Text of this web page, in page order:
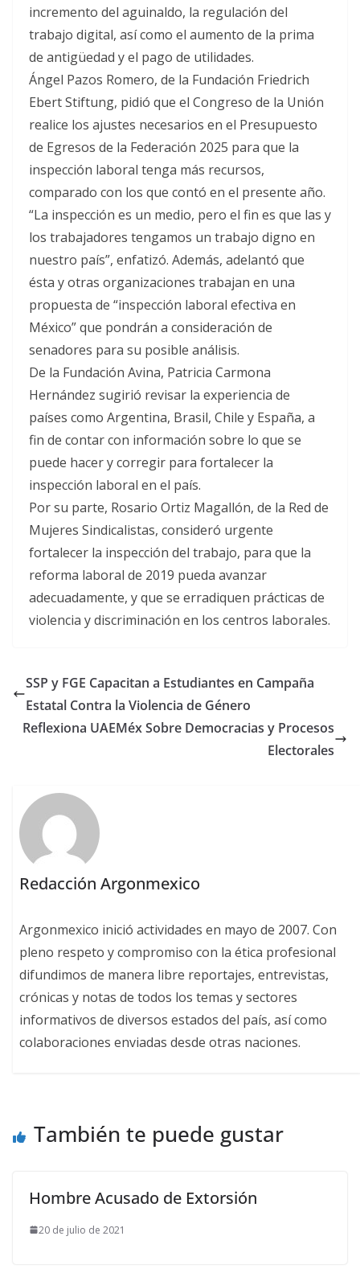
incremento del aguinaldo, la regulación del
trabajo digital, así como el aumento de la prima
de antigüedad y el pago de utilidades.
Ángel Pazos Romero, de la Fundación Friedrich
Ebert Stiftung, pidió que el Congreso de la Unión
realice los ajustes necesarios en el Presupuesto
de Egresos de la Federación 2025 para que la
inspección laboral tenga más recursos,
comparado con los que contó en el presente año.
“La inspección es un medio, pero el fin es que las y
los trabajadores tengamos un trabajo digno en
nuestro país”, enfatizó. Además, adelantó que
ésta y otras organizaciones trabajan en una
propuesta de “inspección laboral efectiva en
México” que pondrán a consideración de
senadores para su posible análisis.
De la Fundación Avina, Patricia Carmona
Hernández sugirió revisar la experiencia de
países como Argentina, Brasil, Chile y España, a
fin de contar con información sobre lo que se
puede hacer y corregir para fortalecer la
inspección laboral en el país.
Por su parte, Rosario Ortiz Magallón, de la Red de
Mujeres Sindicalistas, consideró urgente
fortalecer la inspección del trabajo, para que la
reforma laboral de 2019 pueda avanzar
adecuadamente, y que se erradiquen prácticas de
violencia y discriminación en los centros laborales.
SSP y FGE Capacitan a Estudiantes en Campaña
Estatal Contra la Violencia de Género
Reflexiona UAEMéx Sobre Democracias y Procesos
Electorales
Redacción Argonmexico
Argonmexico inició actividades en mayo de 2007. Con
pleno respeto y compromiso con la ética profesional
difundimos de manera libre reportajes, entrevistas,
crónicas y notas de todos los temas y sectores
informativos de diversos estados del país, así como
colaboraciones enviadas desde otras naciones.
También te puede gustar
Hombre Acusado de Extorsión
20 de julio de 2021